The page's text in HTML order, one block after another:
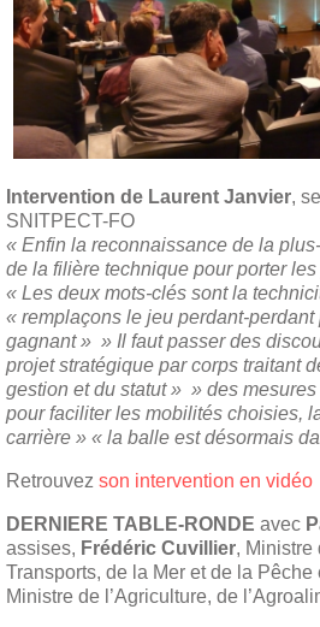
Intervention de Laurent Janvier,
SNITPECT-FO
« Enfin la reconnaissance de la
de la filière technique pour porter
« Les deux mots-clés sont la
« remplaçons le jeu perdant-
gagnant » » Il faut passer des
projet stratégique par corps traitant
gestion et du statut » » des
pour faciliter les mobilités choisies,
carrière » « la balle est désormais
Retrouvez son intervention en vidéo
DERNIERE TABLE-RONDE avec
assises, Frédéric Cuvillier, Ministre
Transports, de la Mer et de la Pêche
Ministre de l’Agriculture, de